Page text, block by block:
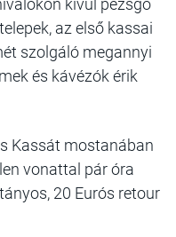
kívül pezsgő
az első kassai
szolgáló megannyi
és kávézók érik
Kassát mostanában
vonattal pár óra
20 Eurós retour